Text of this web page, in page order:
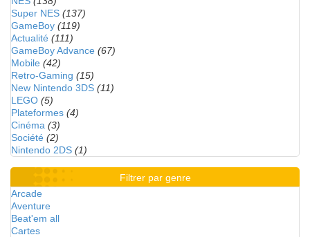
Super NES (137)
GameBoy (119)
Actualité (111)
GameBoy Advance (67)
Mobile (42)
Retro-Gaming (15)
New Nintendo 3DS (11)
LEGO (5)
Plateformes (4)
Cinéma (3)
Société (2)
Nintendo 2DS (1)
Filtrer par genre
Arcade
Aventure
Beat'em all
Cartes